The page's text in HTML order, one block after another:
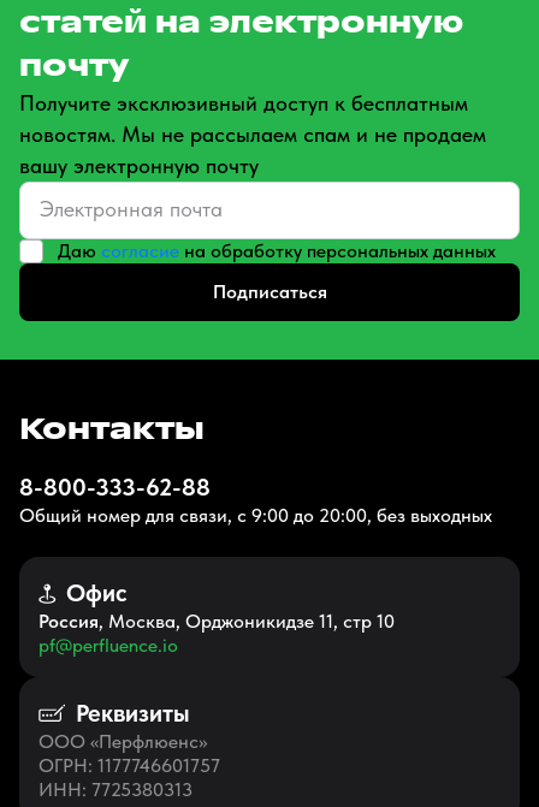
статей на электронную
почту
Получите эксклюзивный доступ к бесплатным
новостям. Мы не рассылаем спам и не продаем
вашу электронную почту
Даю согласие на обработку персональных данных
Подписаться
Контакты
8-800-333-62-88
Общий номер для связи, с 9:00 до 20:00, без выходных
Офис
Россия, Москва, Орджоникидзе 11, стр 10
pf@perfluence.io
Реквизиты
ООО «Перфлюенс»
ОГРН: 1177746601757
ИНН: 7725380313